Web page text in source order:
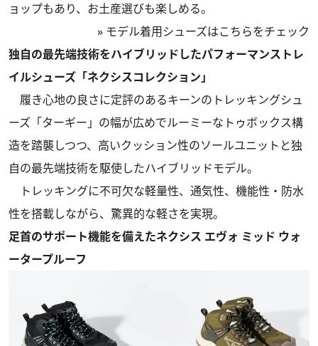
ョップもあり、お土産選びも楽しめる。
» モデル着用シューズはこちらをチェック
独自の最先端技術をハイブリッドしたパフォーマンストレ
イルシューズ「ネクシスコレクション」
履き心地の良さに定評のあるキーンのトレッキングシュ
ーズ「ターギー」の幅が広めでルーミーなトゥボックス構
造を踏襲しつつ、高いクッション性のソールユニットと独
自の最先端技術を駆使したハイブリッドモデル。
トレッキングに不可欠な軽量性、通気性、機能性・防水
性を搭載しながら、驚異的な軽さを実現。
足首のサポート機能を備えたネクシス エヴォ ミッド ウォ
ータープルーフ